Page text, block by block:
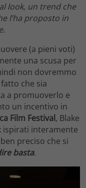
look, un trend che
l’ha proposto in
(a pieni voti)
una scusa per
non dovremmo
che sia
a promuoverlo e
un incentivo in
Film Festival, Blake
ispirati interamente
preciso che si
basta.